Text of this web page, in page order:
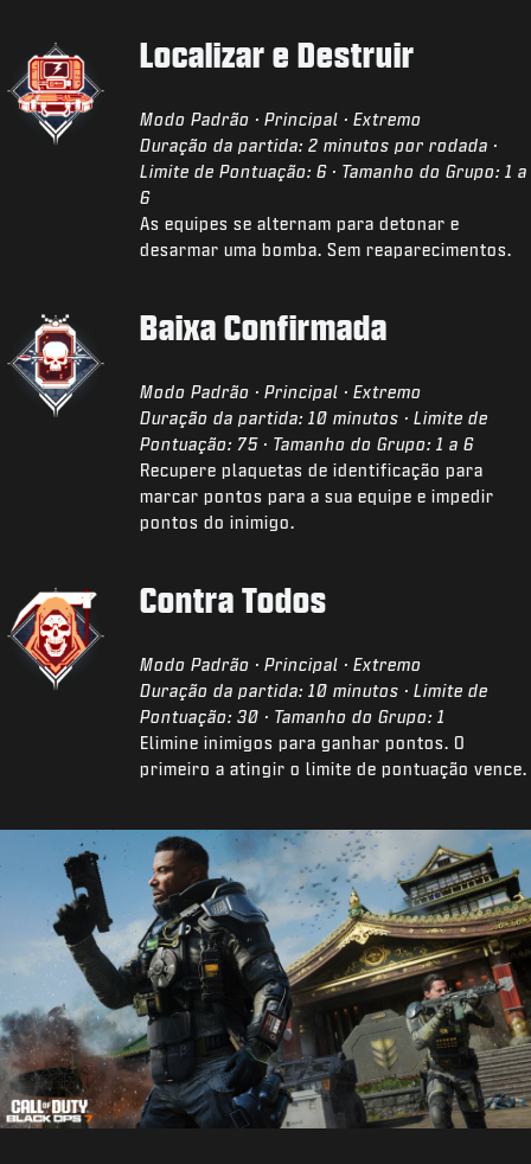
Localizar e Destruir
Modo Padrão · Principal · Extremo
Duração da partida: 2 minutos por rodada ·
Limite de Pontuação: 6 · Tamanho do Grupo: 1 a
6
As equipes se alternam para detonar e
desarmar uma bomba. Sem reaparecimentos.
Baixa Confirmada
Modo Padrão · Principal · Extremo
Duração da partida: 10 minutos · Limite de
Pontuação: 75 · Tamanho do Grupo: 1 a 6
Recupere plaquetas de identificação para
marcar pontos para a sua equipe e impedir
pontos do inimigo.
Contra Todos
Modo Padrão · Principal · Extremo
Duração da partida: 10 minutos · Limite de
Pontuação: 30 · Tamanho do Grupo: 1
Elimine inimigos para ganhar pontos. O
primeiro a atingir o limite de pontuação vence.